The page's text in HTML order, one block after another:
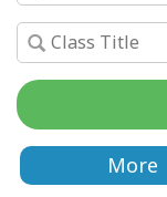
概
要
More